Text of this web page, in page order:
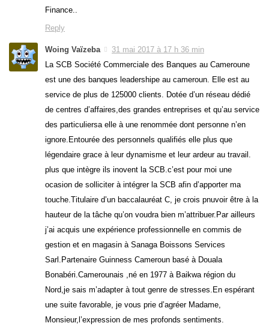
Finance..
Reply
Woing Vaïzeba
31 mai 2017 à 17 h 36 min
La SCB Société Commerciale des Banques au Cameroune
est une des banques leadershipe au cameroun. Elle est au
service de plus de 125000 clients. Dotée d’un réseau dédié
de centres d’affaires,des grandes entreprises et qu’au service
des particuliersa elle à une renommée dont personne n’en
ignore.Entourée des personnels qualifiés elle plus que
légendaire grace à leur dynamisme et leur ardeur au travail.
plus que intègre ils inovent la SCB.c’est pour moi une
ocasion de solliciter à intégrer la SCB afin d’apporter ma
touche.Titulaire d’un baccalauréat C, je crois pnuvoir être à la
hauteur de la tâche qu’on voudra bien m’attribuer.Par ailleurs
j’ai acquis une expérience professionnelle en commis de
gestion et en magasin à Sanaga Boissons Services
Sarl.Partenaire Guinness Cameroun basé à Douala
Bonabéri.Camerounais ,né en 1977 à Baikwa région du
Nord,je sais m’adapter à tout genre de stresses.En espérant
une suite favorable, je vous prie d’agréer Madame,
Monsieur,l’expression de mes profonds sentiments.